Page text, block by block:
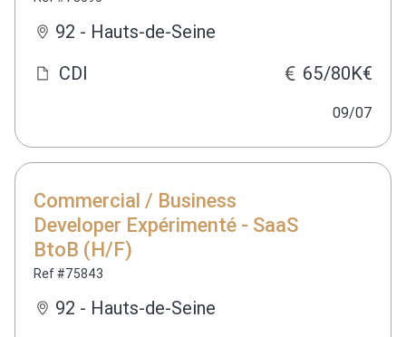
92 - Hauts-de-Seine
CDI
65/80K€
09/07
Commercial / Business
Developer Expérimenté - SaaS
BtoB (H/F)
Ref #75843
92 - Hauts-de-Seine